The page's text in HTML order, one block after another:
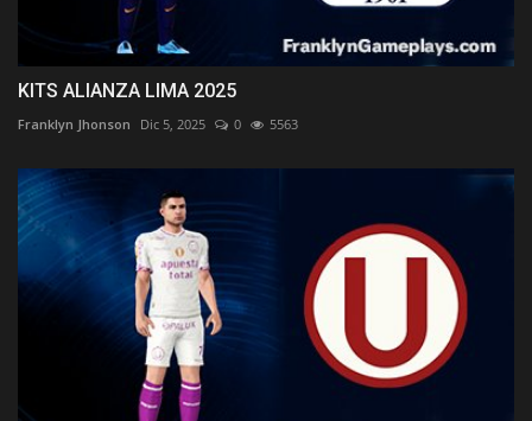
KITS ALIANZA LIMA 2025
Franklyn Jhonson Dic 5, 2025 0 5563